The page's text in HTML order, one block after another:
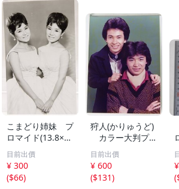
こまどり姉妹 プ
ロマイド(13.8×8.
5cm) 1枚●bn.4
6
目前出價
¥ 300
($66)
狩人(かりゅうど)
カラー大判プロ
マイド(18×13cm)
1枚●bn.48
目前出價
¥ 600
($131)
(